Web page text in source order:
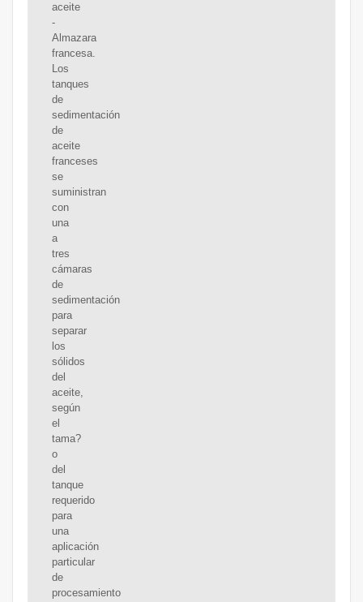
aceite
-
Almazara
francesa.
Los
tanques
de
sedimentación
de
aceite
franceses
se
suministran
con
una
a
tres
cámaras
de
sedimentación
para
separar
los
sólidos
del
aceite,
según
el
tama?
o
del
tanque
requerido
para
una
aplicación
particular
de
procesamiento